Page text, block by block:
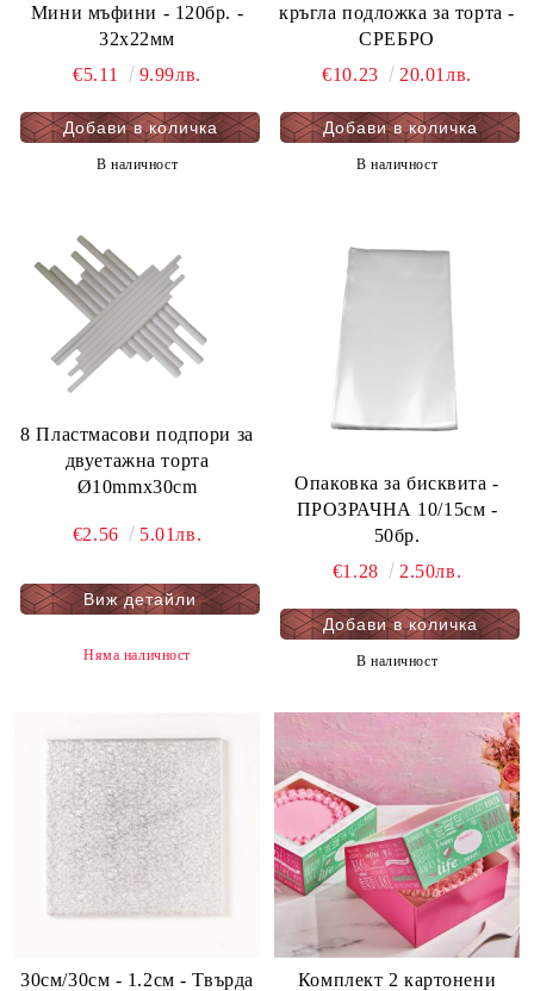
Мини мъфини - 120бр. -
32х22мм
€5.11
9.99лв.
В наличност
кръгла подложка за торта -
СРЕБРО
€10.23
20.01лв.
В наличност
8 Пластмасови подпори за
двуетажна торта
Ø10mmx30cm
€2.56 5.01лв.
Виж детайли
Няма наличност
Oпаковка за бисквита -
ПРОЗРАЧНА 10/15см -
50бр.
€1.28
2.50лв.
В наличност
30см/30см - 1.2см - Твърда
Комплект 2 картонени